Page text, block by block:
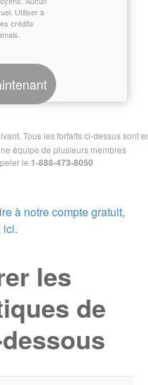
Utiliser à
crédits
Tous les forfaits ci-dessus sont
équipe de plusieurs membres
le 1-888-473-8050
à notre compte gratuit,
ici.
les
de